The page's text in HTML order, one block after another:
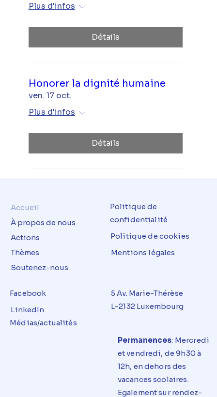
Plus d'infos
Détails
Honorer la dignité humaine
ven. 17 oct.
Plus d'infos
Détails
Accueil
À propos de nous
Actions
Thèmes
Soutenez-nous
Politique de
confidentialité
Politique de cookies
Mentions légales
Facebook
LinkedIn
Médias/actualités
5 Av. Marie-Thérèse
L-2132 Luxembourg
Permanences: Mercredi
etvendredi, de 9h30 à
12h, en dehors des
vacancesscolaires.
Egalement sur rendez-